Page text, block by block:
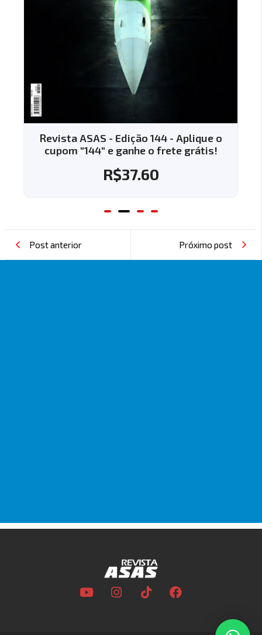
Revista ASAS - Edição 144 - Aplique o
cupom "144" e ganhe o frete grátis!
R$37.60
Post anterior Próximo post